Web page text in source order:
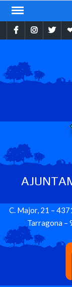
Skip
contentFacebook
C. Major, 21 –
Tarragona –